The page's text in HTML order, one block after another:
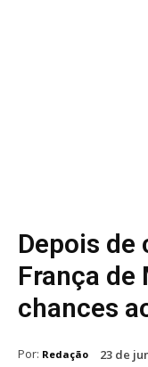
Depois de
França de
chances
Por: Redação 23 de